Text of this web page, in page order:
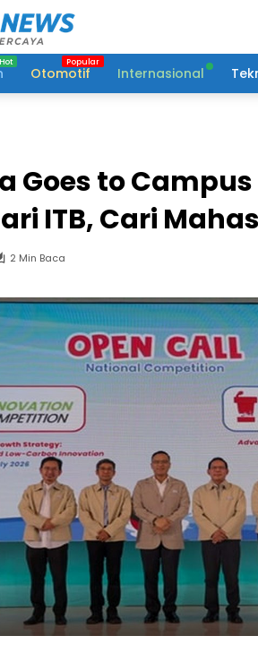
Otomotif Internasional
Goes to Campus
ITB, Cari
2 Min Baca